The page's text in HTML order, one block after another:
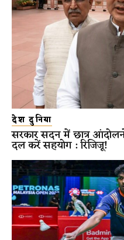
देश दुनिया
सरकार सदन में छात्र
दल करें सहयोग : रिजिजू!